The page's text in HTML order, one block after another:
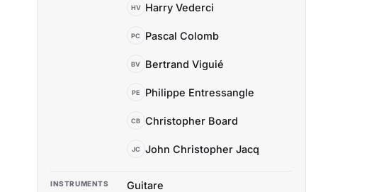
HV Harry Vederci
PC Pascal Colomb
BV Bertrand Viguié
PE Philippe Entressangle
CB Christopher Board
JC John Christopher Jacq
INSTRUMENTS
Guitare